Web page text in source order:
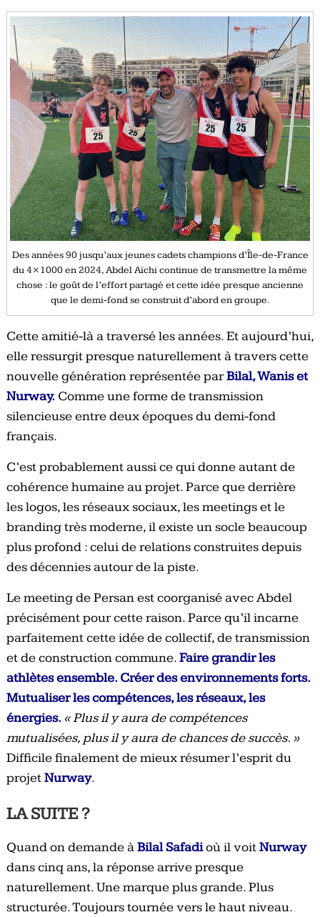
Des années 90 jusqu’aux jeunes cadets champions d’Île-de-France
du 4×1000 en 2024, Abdel Aïchi continue de transmettre la même
chose : le goût de l’effort partagé et cette idée presque ancienne
que le demi-fond se construit d’abord en groupe.
Cette amitié-là a traversé les années. Et aujourd’hui,
elle ressurgit presque naturellement à travers cette
nouvelle génération représentée parBilal, Wanis et
Nurway.Comme une forme de transmission
silencieuse entre deux époques du demi-fond
français.
C’est probablement aussi ce qui donne autant de
cohérence humaine au projet. Parce que derrière
les logos, les réseaux sociaux, les meetings et le
branding très moderne, il existe un socle beaucoup
plus profond : celui de relations construites depuis
des décennies autour de la piste.
Le meeting de Persan est coorganisé avec Abdel
précisément pour cette raison. Parce qu’il incarne
parfaitement cette idée de collectif, de transmission
et de construction commune.Faire grandir les
athlètes ensemble. Créer des environnements forts.
Mutualiser les compétences, les réseaux, les
énergies. « Plus il y aura de compétences
mutualisées, plus il y aura de chances de succès. »
Difficile finalement de mieux résumer l’esprit du
projetNurway.
LA SUITE ?
Quand on demande àBilal Safadioù il voitNurway
dans cinq ans, la réponse arrive presque
naturellement. Une marque plus grande. Plus
structurée. Toujours tournée vers le haut niveau.